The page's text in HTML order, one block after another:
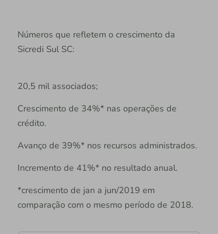
Números que refletem o crescimento da
Sicredi Sul SC:
20,5 mil associados;
Crescimento de 34%* nas operações de
crédito.
Avanço de 39%* nos recursos administrados.
Incremento de 41%* no resultado anual.
*crescimento de jan a jun/2019 em
comparação com o mesmo período de 2018.